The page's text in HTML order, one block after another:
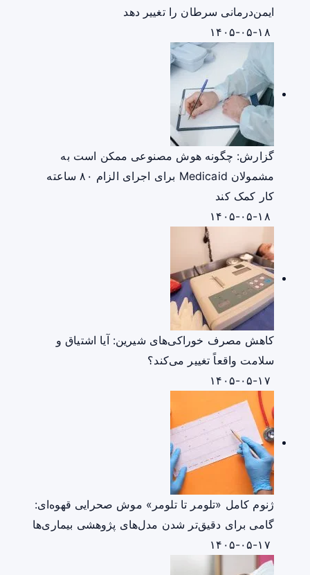
ایمن‌درمانی سرطان را تغییر دهد
گزارش: چگونه هوش مصنوعی ممکن است به
مشمولان Medicaid برای اجرای الزام ۸۰ ساعته
کار کمک کند
کاهش مصرف خوراکی‌های شیرین: آیا اشتیاق و
سلامت واقعاً تغییر می‌کند؟
ژنوم کامل «تلومر تا تلومر» موش صحرایی قهوه‌ای:
گامی برای دقیق‌تر شدن مدل‌های پژوهشی بیماری‌ها